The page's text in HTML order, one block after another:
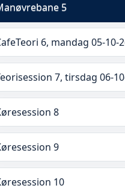
5
6, mandag 05-10-
7, tirsdag 06-
8
9
10